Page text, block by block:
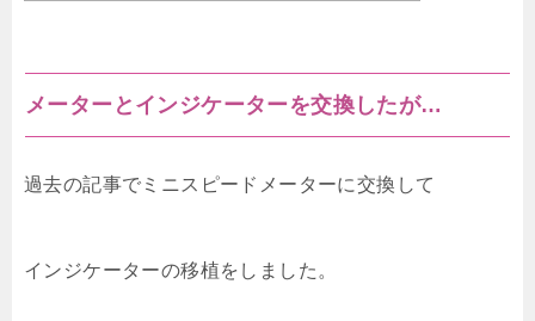
メーターとインジケーターを交換したが…
過去の記事でミニスピードメーターに交換して
インジケーターの移植をしました。